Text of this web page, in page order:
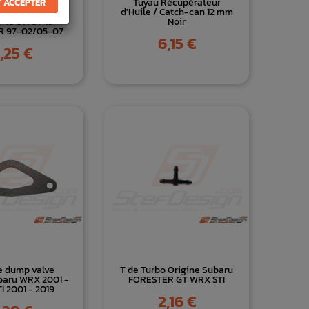
GT 93-00
10 STI 01-19
97-02/05-07
€
d'Huile / Catch-can 12 mm
Noir
Prix
6,15 €
dump valve
WRX 2001 -
2001 - 2019
T de Turbo Origine Subaru
FORESTER GT WRX STI
Prix
2,16 €